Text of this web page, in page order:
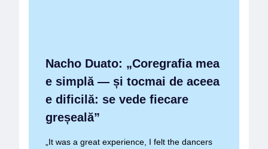
Nacho Duato: „Coregrafia mea
e simplă — și tocmai de aceea
e dificilă: se vede fiecare
greșeală”
„It was a great experience, I felt the dancers